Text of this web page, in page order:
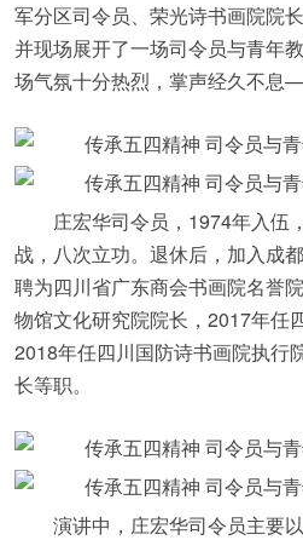
军分区司令员、荣光诗书画院院
并现场展开了一场司令员与青年
场气氛十分热烈，掌声经久不
庄宏华司令员，1974年入伍
战，八次立功。退休后，加入成
聘为四川省广东商会书画院名誉
物馆文化研究院院长，2017年任
2018年任四川国防诗书画院执行
长等职。
演讲中，庄宏华司令员主要以